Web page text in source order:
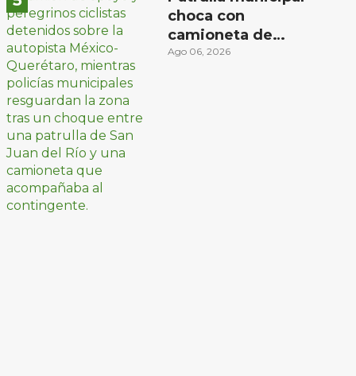
choca con
camioneta de
peregrinos ciclistas
Ago 06, 2026